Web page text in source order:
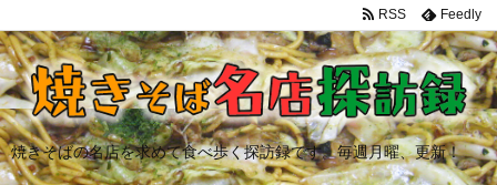
焼きそばの名店を求めて食べ歩く探訪録です。毎週月曜、更新！
RSS Feedly